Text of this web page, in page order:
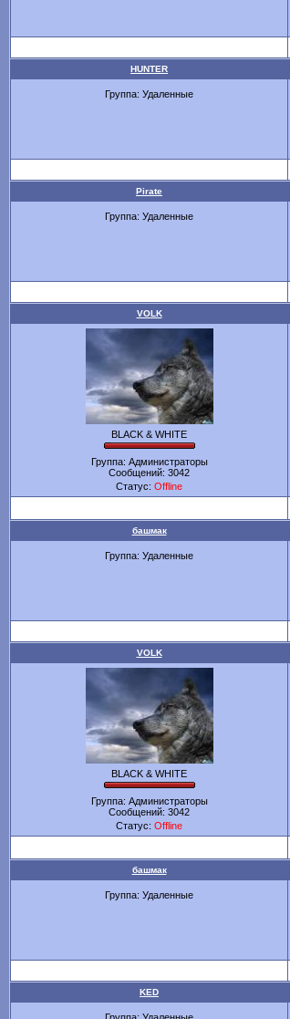
HUNTER
Группа: Удаленные
Pirate
Группа: Удаленные
VOLK
BLACK & WHITE
Группа: Администраторы
Сообщений: 3042
Статус: Offline
башмак
Группа: Удаленные
VOLK
BLACK & WHITE
Группа: Администраторы
Сообщений: 3042
Статус: Offline
башмак
Группа: Удаленные
KED